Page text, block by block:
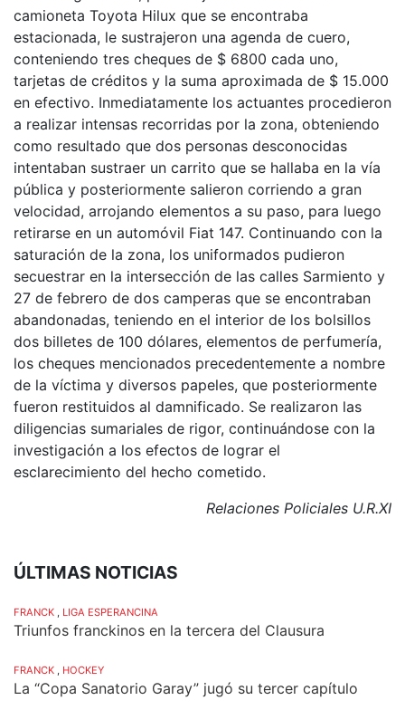
camioneta Toyota Hilux que se encontraba
estacionada, le sustrajeron una agenda de cuero,
conteniendo tres cheques de $ 6800 cada uno,
tarjetas de créditos y la suma aproximada de $ 15.000
en efectivo. Inmediatamente los actuantes procedieron
a realizar intensas recorridas por la zona, obteniendo
como resultado que dos personas desconocidas
intentaban sustraer un carrito que se hallaba en la vía
pública y posteriormente salieron corriendo a gran
velocidad, arrojando elementos a su paso, para luego
retirarse en un automóvil Fiat 147. Continuando con la
saturación de la zona, los uniformados pudieron
secuestrar en la intersección de las calles Sarmiento y
27 de febrero de dos camperas que se encontraban
abandonadas, teniendo en el interior de los bolsillos
dos billetes de 100 dólares, elementos de perfumería,
los cheques mencionados precedentemente a nombre
de la víctima y diversos papeles, que posteriormente
fueron restituidos al damnificado. Se realizaron las
diligencias sumariales de rigor, continuándose con la
investigación a los efectos de lograr el
esclarecimiento del hecho cometido.
Relaciones Policiales U.R.XI
ÚLTIMAS NOTICIAS
FRANCK , LIGA ESPERANCINA
Triunfos franckinos en la tercera del Clausura
FRANCK , HOCKEY
La “Copa Sanatorio Garay” jugó su tercer capítulo